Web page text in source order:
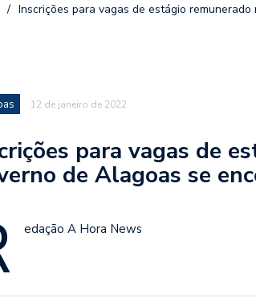
/ Inscrições para vagas de estágio
12 de janeiro de 2022
para vagas de
de Alagoas se
edação A Hora News